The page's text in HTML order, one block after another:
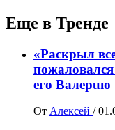
Еще в Тренде
«Раскрыл
его Вaлepuю
От Алексей /